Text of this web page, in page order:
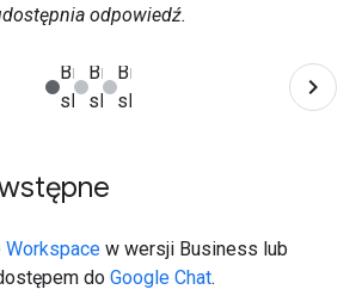
odpowiedź.
Workspace w wersji Business lub
do Google Chat.